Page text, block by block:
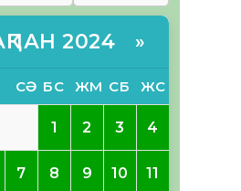
2024 »
СӘ БС ЖМ СБ ЖС
1 2 3 4
7 8 9 10 11